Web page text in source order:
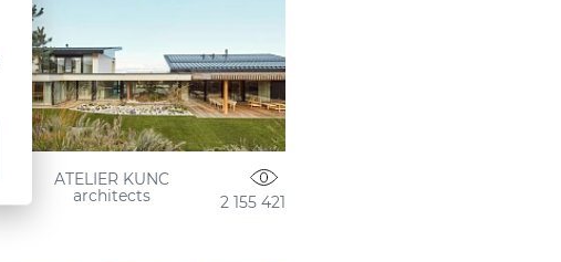
ATELIER KUNC
architects
2 155 421